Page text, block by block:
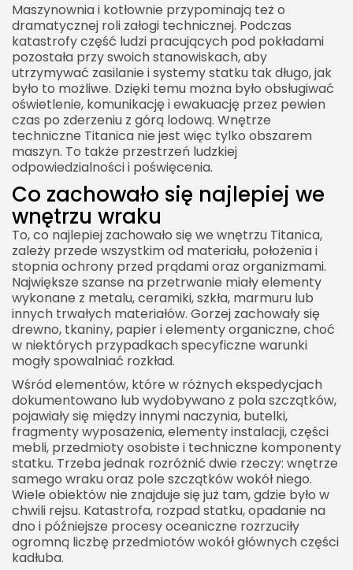
Maszynownia i kotłownie przypominają też o
dramatycznej roli załogi technicznej. Podczas
katastrofy część ludzi pracujących pod pokładami
pozostała przy swoich stanowiskach, aby
utrzymywać zasilanie i systemy statku tak długo, jak
było to możliwe. Dzięki temu można było obsługiwać
oświetlenie, komunikację i ewakuację przez pewien
czas po zderzeniu z górą lodową. Wnętrze
techniczne Titanica nie jest więc tylko obszarem
maszyn. To także przestrzeń ludzkiej
odpowiedzialności i poświęcenia.
Co zachowało się najlepiej we
wnętrzu wraku
To, co najlepiej zachowało się we wnętrzu Titanica,
zależy przede wszystkim od materiału, położenia i
stopnia ochrony przed prądami oraz organizmami.
Największe szanse na przetrwanie miały elementy
wykonane z metalu, ceramiki, szkła, marmuru lub
innych trwałych materiałów. Gorzej zachowały się
drewno, tkaniny, papier i elementy organiczne, choć
w niektórych przypadkach specyficzne warunki
mogły spowalniać rozkład.
Wśród elementów, które w różnych ekspedycjach
dokumentowano lub wydobywano z pola szczątków,
pojawiały się między innymi naczynia, butelki,
fragmenty wyposażenia, elementy instalacji, części
mebli, przedmioty osobiste i techniczne komponenty
statku. Trzeba jednak rozróżnić dwie rzeczy: wnętrze
samego wraku oraz pole szczątków wokół niego.
Wiele obiektów nie znajduje się już tam, gdzie było w
chwili rejsu. Katastrofa, rozpad statku, opadanie na
dno i późniejsze procesy oceaniczne rozrzuciły
ogromną liczbę przedmiotów wokół głównych części
kadłuba.